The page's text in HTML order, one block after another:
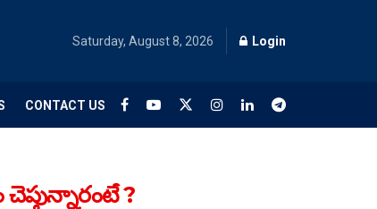
Saturday, August 8, 2026 Login
CONTACT US
?